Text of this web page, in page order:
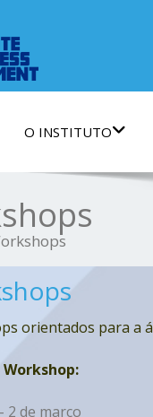
O INSTITUTO
orientados para a
2 de março